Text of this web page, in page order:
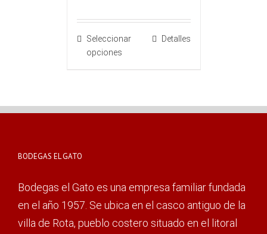
Seleccionar
opciones
Detalles
BODEGAS EL GATO
Bodegas el Gato es una empresa familiar fundada
en el año 1957. Se ubica en el casco antiguo de la
villa de Rota, pueblo costero situado en el litoral